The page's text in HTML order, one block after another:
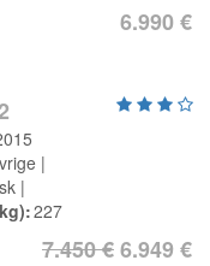
6.990 €
227
7.450 €6.949 €